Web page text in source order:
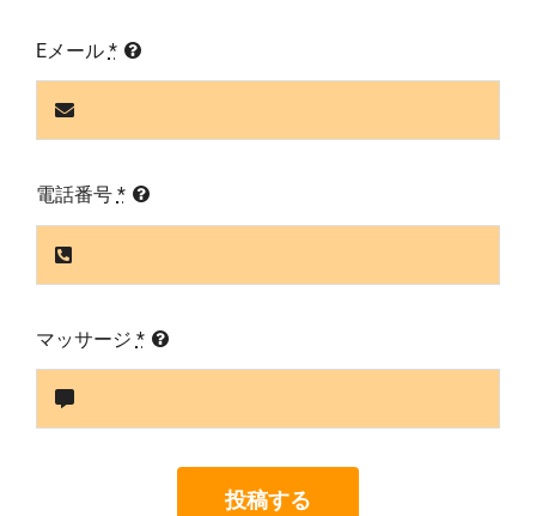
Eメール *
電話番号 *
マッサージ *
投稿する